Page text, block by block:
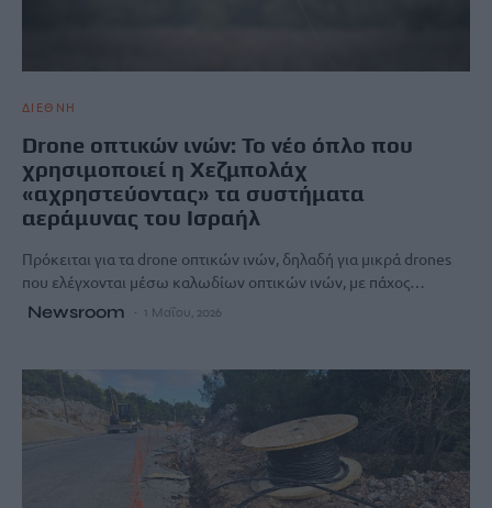
ΔΙΕΘΝΗ
Drone οπτικών ινών: Το νέο όπλο που
χρησιμοποιεί η Χεζμπολάχ
«αχρηστεύoντας» τα συστήματα
αεράμυνας του Ισραήλ
Πρόκειται για τα drone οπτικών ινών, δηλαδή για μικρά drones
που ελέγχονται μέσω καλωδίων οπτικών ινών, με πάχος…
Newsroom 1 Μαΐου, 2026